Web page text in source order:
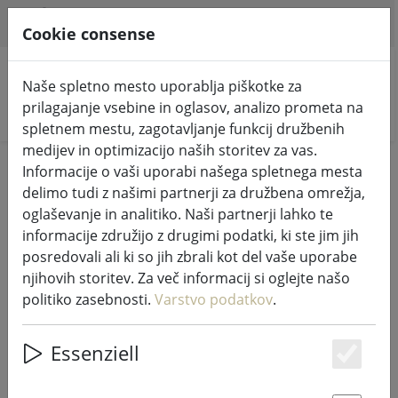
Iskanje izdelkov
Home Kuhinja in hrana
Kuhinjski pripomočki dopolnijo
vsako kuhinjo
115 Products
Unterkategorien
Cookie consense
Naše spletno mesto uporablja piškotke za
prilagajanje vsebine in oglasov, analizo prometa na
spletnem mestu, zagotavljanje funkcij družbenih
medijev in optimizacijo naših storitev za vas.
Informacije o vaši uporabi našega spletnega mesta
delimo tudi z našimi partnerji za družbena omrežja,
oglaševanje in analitiko. Naši partnerji lahko te
informacije združijo z drugimi podatki, ki ste jim jih
posredovali ali ki so jih zbrali kot del vaše uporabe
njihovih storitev. Za več informacij si oglejte našo
politiko zasebnosti. Varstvo podatkov.
Essenziell